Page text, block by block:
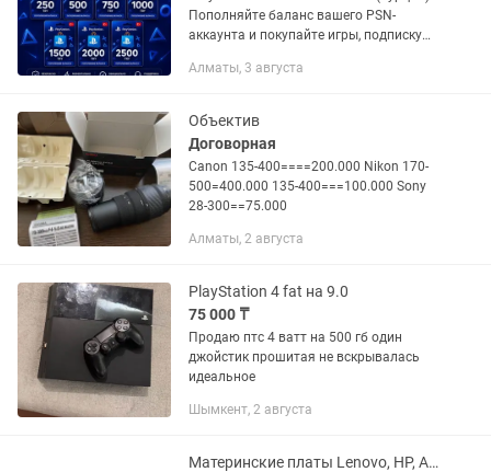
Пополняйте баланс вашего PSN-
аккаунта и покупайте игры, подписку
ценам! Доступные номиналы: 250 TL |
Алматы, 3 августа
Объектив
Договорная
Canon 135-400====200.000 Nikon 170-
500=400.000 135-400===100.000 Sony
28-300==75.000
Алматы, 2 августа
PlayStation 4 fat на 9.0
75 000 ₸
Продаю птс 4 ватт на 500 гб один
джойстик прошитая не вскрывалась
идеальное
Шымкент, 2 августа
Материнские платы Lenovo, HP, Asus, Samsung, Sony, Dell